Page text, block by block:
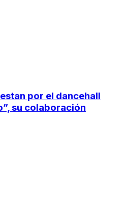
por el dancehall
su colaboración